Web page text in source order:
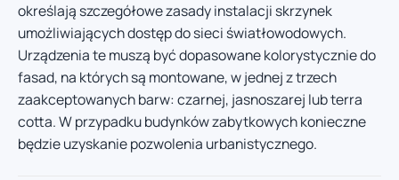
określają szczegółowe zasady instalacji skrzynek
umożliwiających dostęp do sieci światłowodowych.
Urządzenia te muszą być dopasowane kolorystycznie do
fasad, na których są montowane, w jednej z trzech
zaakceptowanych barw: czarnej, jasnoszarej lub terra
cotta. W przypadku budynków zabytkowych konieczne
będzie uzyskanie pozwolenia urbanistycznego.